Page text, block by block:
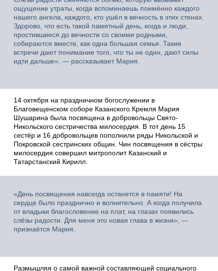
ощущение утраты, когда вспоминаешь поимённо каждого
нашего ангела, каждого, кто ушёл в вечность в этих стенах.
Здорово, что есть такой памятный день, когда и люди,
простившиеся до вечности со своими родными,
собираются вместе, как одна большая семья. Такие
встречи дают понимание того, что ты не один, дают силы
идти дальше», — рассказывает Мария.
14 октября на праздничном богослужении в
Благовещенском соборе Казанского Кремля Мария
Шушарина была посвящена в добровольцы Свято-
Никольского сестричества милосердия. В тот день 15
сестёр и 16 добровольцев пополнили ряды Никольской и
Покровской сестринских общин. Чин посвящения в сёстры
милосердия совершил митрополит Казанский и
Татарстанский Кирилл.
«День посвящения навсегда останется в памяти! На
сердце было празднично и волнительно. А когда получила
от владыки благословение на плат, на глазах появились
слёзы радости. Для меня это новая глава в жизни», —
признаётся Мария.
Размышляя о самой важной составляющей социального